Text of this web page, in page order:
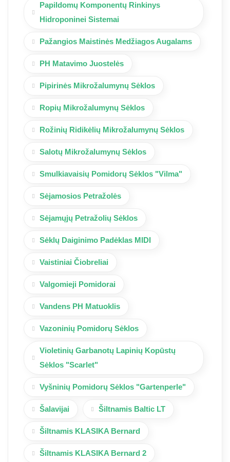
Papildomų Komponentų Rinkinys
Hidroponinei Sistemai
Pažangios Maistinės Medžiagos Augalams
PH Matavimo Juostelės
Pipirinės Mikrožalumynų Sėklos
Ropių Mikrožalumynų Sėklos
Rožinių Ridikėlių Mikrožalumynų Sėklos
Salotų Mikrožalumynų Sėklos
Smulkiavaisių Pomidorų Sėklos "Vilma"
Sėjamosios Petražolės
Sėjamųjų Petražolių Sėklos
Sėklų Daiginimo Padėklas MIDI
Vaistiniai Čiobreliai
Valgomieji Pomidorai
Vandens PH Matuoklis
Vazoninių Pomidorų Sėklos
Violetinių Garbanotų Lapinių Kopūstų
Sėklos "Scarlet"
Vyšninių Pomidorų Sėklos "Gartenperle"
Šalavijai Šiltnamis Baltic LT
Šiltnamis KLASIKA Bernard
Šiltnamis KLASIKA Bernard 2